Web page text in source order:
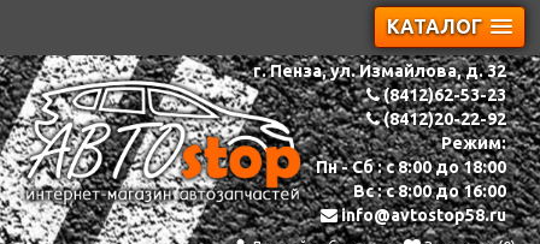
КАТАЛОГ
г. Пенза, ул. Измайлова, д. 32
(8412)62-53-23
(8412)20-22-92
Режим:
Пн - Сб : с 8:00 до 18:00
Вс : с 8:00 до 16:00
info@avtostop58.ru